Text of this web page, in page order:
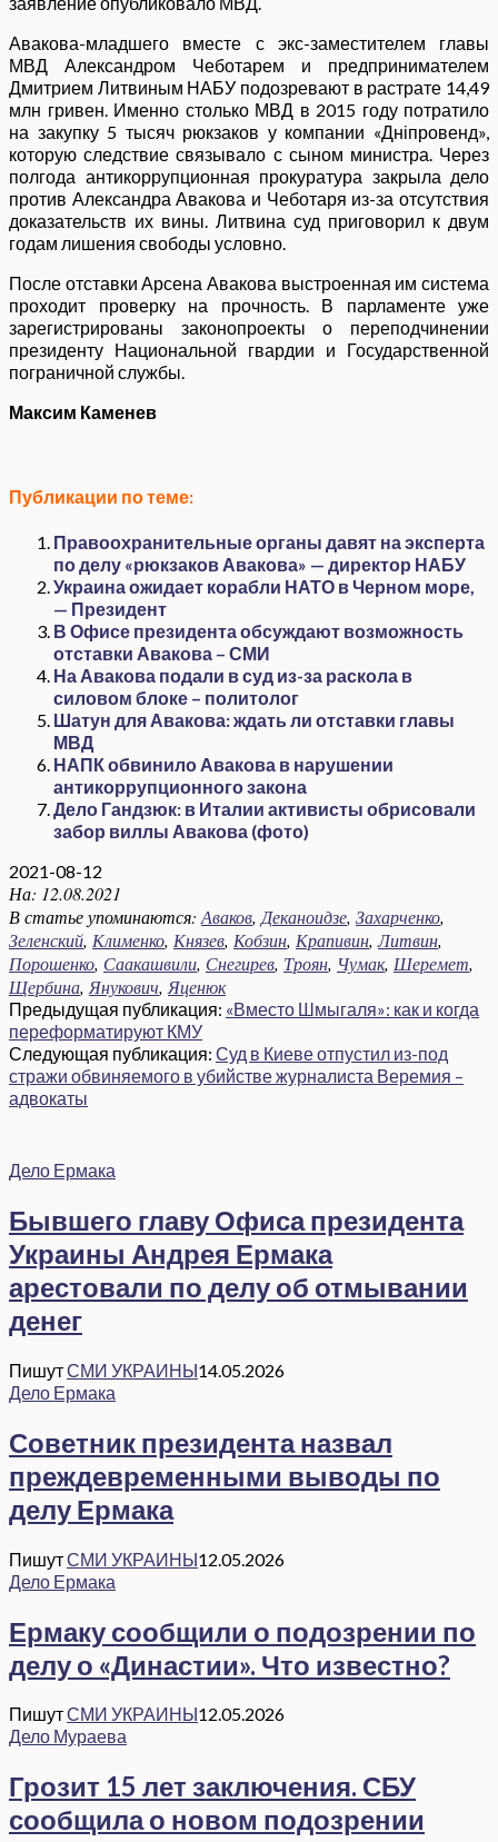
Авакова-младшего вместе с экс-заместителем главы
МВД Александром Чеботарем и предпринимателем
Дмитрием Литвиным НАБУ подозревают в растрате 14,49
млн гривен. Именно столько МВД в 2015 году потратило
на закупку 5 тысяч рюкзаков у компании «Дніпровенд»,
которую следствие связывало с сыном министра. Через
полгода антикоррупционная прокуратура закрыла дело
против Александра Авакова и Чеботаря из-за отсутствия
доказательств их вины. Литвина суд приговорил к двум
годам лишения свободы условно.
После отставки Арсена Авакова выстроенная им система
проходит проверку на прочность. В парламенте уже
зарегистрированы законопроекты о переподчинении
президенту Национальной гвардии и Государственной
пограничной службы.
Максим Каменев
Публикации по теме:
Правоохранительные органы давят на эксперта
по делу «рюкзаков Авакова» — директор НАБУ
Украина ожидает корабли НАТО в Черном море,
— Президент
В Офисе президента обсуждают возможность
отставки Авакова – СМИ
На Авакова подали в суд из-за раскола в
силовом блоке – политолог
Шатун для Авакова: ждать ли отставки главы
МВД
НАПК обвинило Авакова в нарушении
антикоррупционного закона
Дело Гандзюк: в Италии активисты обрисовали
забор виллы Авакова (фото)
2021-08-12
На: 12.08.2021
В статье упоминаются: Аваков, Деканоидзе, Захарченко,
Зеленский, Клименко, Князев, Кобзин, Крапивин,Литвин,
Порошенко, Саакашвили, Снегирев, Троян, Чумак, Шеремет,
Щербина, Янукович, Яценюк
Предыдущая публикация: «Вместо Шмыгаля»: как и когда
переформатируют КМУ
Следующая публикация: Суд в Киеве отпустил из-под
стражи обвиняемого в убийстве журналиста Веремия –
адвокаты
Дело Ермака
Бывшего главу Офиса президента
Украины Андрея Ермака
арестовали по делу об отмывании
денег
ПишутСМИ УКРАИНЫ14.05.2026
Дело Ермака
Советник президента назвал
преждевременными выводы по
делу Ермака
ПишутСМИ УКРАИНЫ12.05.2026
Дело Ермака
Ермаку сообщили о подозрении по
делу о «Династии». Что известно?
ПишутСМИ УКРАИНЫ12.05.2026
Дело Мураева
Грозит 15 лет заключения. СБУ
сообщила о новом подозрении